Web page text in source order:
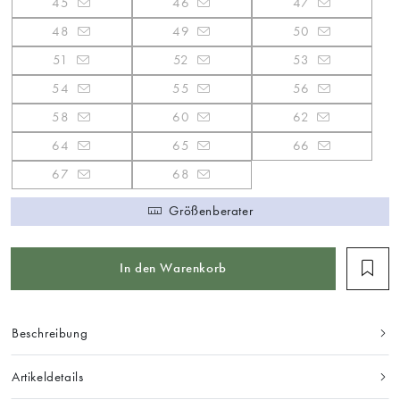
48
49
50
51
52
53
54
55
56
58
60
62
64
65
66
67
68
Größenberater
In den Warenkorb
Beschreibung
Artikeldetails